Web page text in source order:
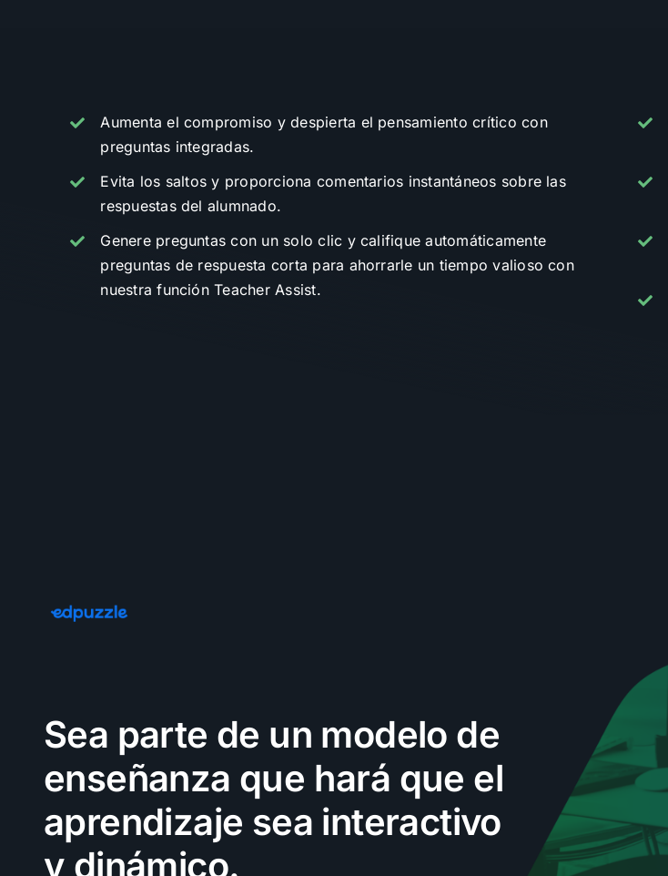
Aumenta el compromiso y despierta el pensamiento crítico con
preguntas integradas.
Evita los saltos y proporciona comentarios instantáneos sobre las
respuestas del alumnado.
Genere preguntas con un solo clic y califique automáticamente
preguntas de respuesta corta para ahorrarle un tiempo valioso con
nuestra función Teacher Assist.
Sea parte de un modelo de
enseñanza que hará que el
aprendizaje sea interactivo
y dinámico.